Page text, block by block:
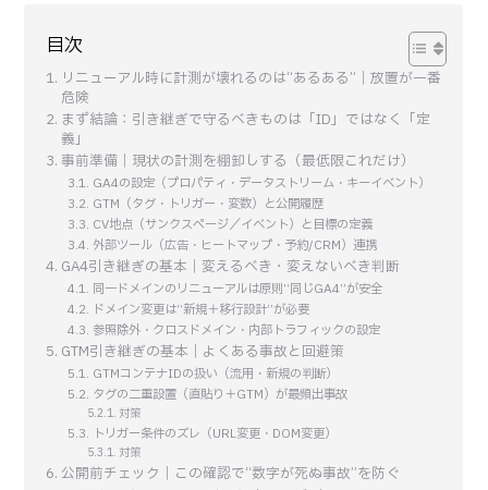
目次
リニューアル時に計測が壊れるのは“あるある”｜放置が一番
危険
まず結論：引き継ぎで守るべきものは「ID」ではなく「定
義」
事前準備｜現状の計測を棚卸しする（最低限これだけ）
GA4の設定（プロパティ・データストリーム・キーイベント）
GTM（タグ・トリガー・変数）と公開履歴
CV地点（サンクスページ／イベント）と目標の定義
外部ツール（広告・ヒートマップ・予約/CRM）連携
GA4引き継ぎの基本｜変えるべき・変えないべき判断
同一ドメインのリニューアルは原則“同じGA4”が安全
ドメイン変更は“新規＋移行設計”が必要
参照除外・クロスドメイン・内部トラフィックの設定
GTM引き継ぎの基本｜よくある事故と回避策
GTMコンテナIDの扱い（流用・新規の判断）
タグの二重設置（直貼り＋GTM）が最頻出事故
対策
トリガー条件のズレ（URL変更・DOM変更）
対策
公開前チェック｜この確認で“数字が死ぬ事故”を防ぐ